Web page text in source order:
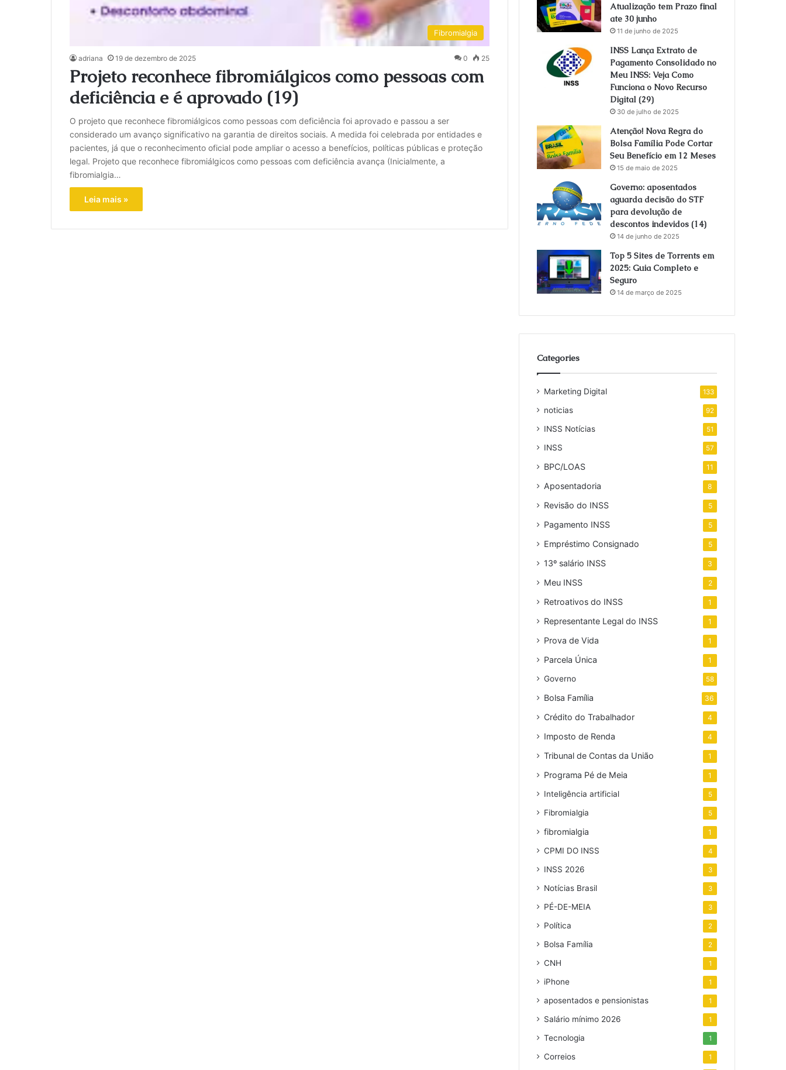
Fibromialgia
adriana 19 de dezembro de 2025 0 25
Projeto reconhece fibromiálgicos como pessoas com
deficiência e é aprovado (19)
O projeto que reconhece fibromiálgicos como pessoas com deficiência foi aprovado e passou a ser
considerado um avanço significativo na garantia de direitos sociais. A medida foi celebrada por entidades e
pacientes, já que o reconhecimento oficial pode ampliar o acesso a benefícios, políticas públicas e proteção
legal. Projeto que reconhece fibromiálgicos como pessoas com deficiência avança (Inicialmente, a
fibromialgia…
Leia mais »
Atualização tem Prazo final
ate 30 junho
11 de junho de 2025
INSS Lança Extrato de
Pagamento Consolidado no
Meu INSS: Veja Como
Funciona o Novo Recurso
Digital (29)
30 de julho de 2025
Atenção! Nova Regra do
Bolsa Família Pode Cortar
Seu Benefício em 12 Meses
15 de maio de 2025
Governo: aposentados
aguarda decisão do STF
para devolução de
descontos indevidos (14)
14 de junho de 2025
Top 5 Sites de Torrents em
2025: Guia Completo e
Seguro
14 de março de 2025
Categories
Marketing Digital 133
noticias 92
INSS Notícias 51
INSS 57
BPC/LOAS 11
Aposentadoria 8
Revisão do INSS 5
Pagamento INSS 5
Empréstimo Consignado 5
13º salário INSS 3
Meu INSS 2
Retroativos do INSS 1
Representante Legal do INSS 1
Prova de Vida 1
Parcela Única 1
Governo 58
Bolsa Família 36
Crédito do Trabalhador 4
Imposto de Renda 4
Tribunal de Contas da União 1
Programa Pé de Meia 1
Inteligência artificial 5
Fibromialgia 5
fibromialgia 1
CPMI DO INSS 4
INSS 2026 3
Notícias Brasil 3
PÉ-DE-MEIA 3
Política 2
Bolsa Família 2
CNH 1
iPhone 1
aposentados e pensionistas 1
Salário mínimo 2026 1
Tecnologia 1
Correios 1